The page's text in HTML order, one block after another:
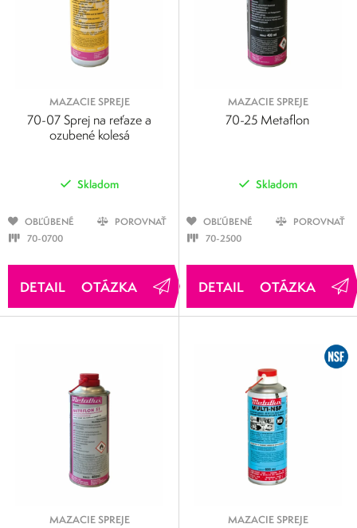
MAZACIE SPREJE
70-07 Sprej na reťaze a
ozubené kolesá
Skladom
OBĽÚBENÉ
POROVNAŤ
70-0700
OTÁZKA
MAZACIE SPREJE
70-25 Metaflon
Skladom
OBĽÚBENÉ
POROVNAŤ
70-2500
OTÁZKA
MAZACIE SPREJE MAZACIE SPREJE